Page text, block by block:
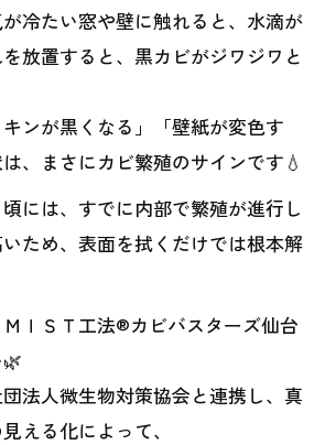
冷たい窓や壁に触れると、水滴が
放置すると、黒カビがジワジワと
キンが黒くなる」「壁紙が変色す
、まさにカビ繁殖のサインです💧
には、すでに内部で繁殖が進行し
ため、表面を拭くだけでは根本解
ＩＳＴ工法®カビバスターズ仙台
法人微生物対策協会と連携し、真
える化によって、